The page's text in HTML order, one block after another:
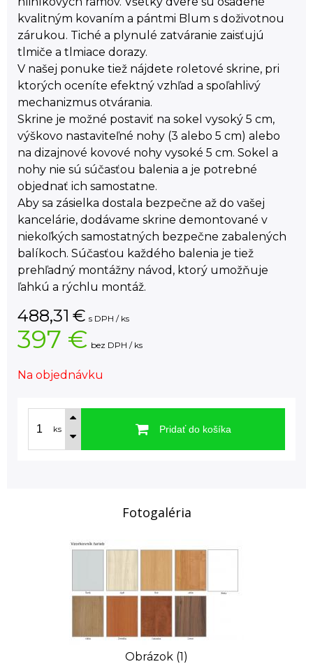
kvalitným kovaním a pántmi Blum s doživotnou
zárukou. Tiché a plynulé zatváranie zaisťujú
tlmiče a tlmiace dorazy.
V našej ponuke tiež nájdete roletové skrine, pri
ktorých oceníte efektný vzhľad a spoľahlivý
mechanizmus otvárania.
Skrine je možné postaviť na sokel vysoký 5 cm,
výškovo nastaviteľné nohy (3 alebo 5 cm) alebo
na dizajnové kovové nohy vysoké 5 cm. Sokel a
nohy nie sú súčasťou balenia a je potrebné
objednať ich samostatne.
Aby sa zásielka dostala bezpečne až do vašej
kancelárie, dodávame skrine demontované v
niekoľkých samostatných bezpečne zabalených
balíkoch. Súčasťou každého balenia je tiež
prehľadný montážny návod, ktorý umožňuje
ľahkú a rýchlu montáž.
488,31 € s DPH / ks
397 € bez DPH / ks
Na objednávku
ks Pridať do košíka
Fotogaléria
Obrázok (1)